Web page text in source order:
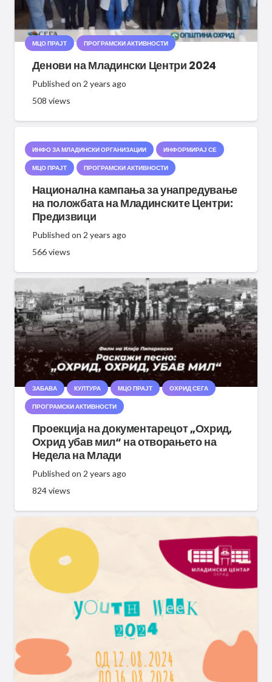
МЦО ПРАЈТ ПРОГРАМСКИ АКТИВНОСТИ
Денови на Младински Центри 2024
Published on 2 years ago
508 views
ИНФО ЗА МЛАДИНСКИ ОРГАНИЗАЦИИ ИНФОРМИРАЈ СЕ
МЦО ПРАЈТ ПРОГРАМСКИ АКТИВНОСТИ
Национална кампања за унапредување
на положбата на Младинските Центри:
Предизвици
Published on 2 years ago
566views
ЗАБАВА КУЛТУРА МЦО ПРАЈТ ОХРИД СЕГА
ПРОГРАМСКИ АКТИВНОСТИ
Проекција на документарецот „Охрид,
Охрид убав мил“ на отворањето на
Недела на Млади
Published on 2 years ago
824views